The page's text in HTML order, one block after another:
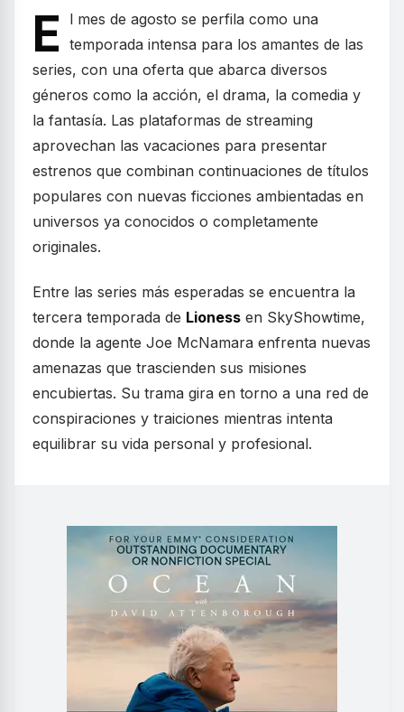
E
l mes de agosto se perfila como una
temporada intensa para los amantes de las
series, con una oferta que abarca diversos
géneros como la acción, el drama, la comedia y
la fantasía. Las plataformas de streaming
aprovechan las vacaciones para presentar
estrenos que combinan continuaciones de títulos
populares con nuevas ficciones ambientadas en
universos ya conocidos o completamente
originales.
Entre las series más esperadas se encuentra la
tercera temporada de Lioness en SkyShowtime,
donde la agente Joe McNamara enfrenta nuevas
amenazas que trascienden sus misiones
encubiertas. Su trama gira en torno a una red de
conspiraciones y traiciones mientras intenta
equilibrar su vida personal y profesional.